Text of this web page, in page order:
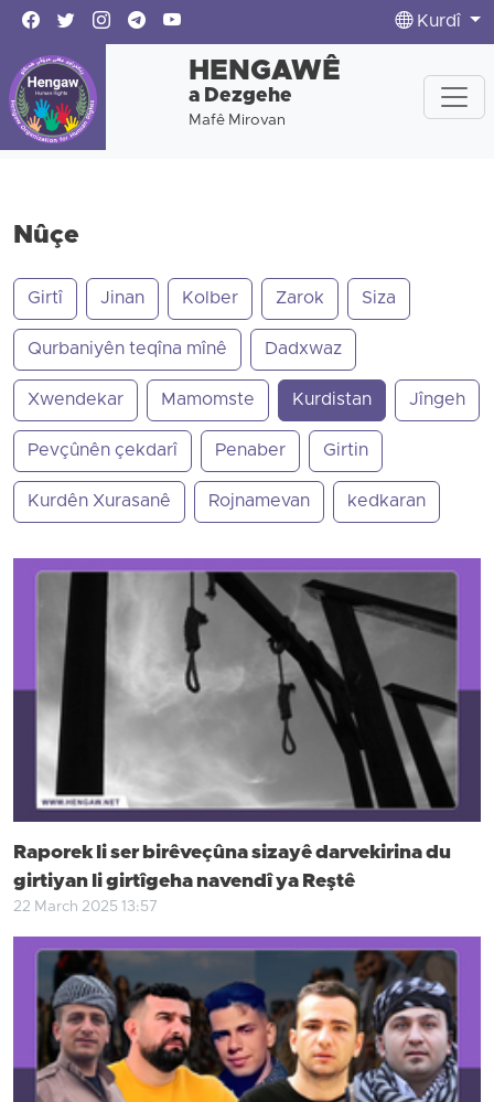
Kurdî
HENGAWÊ
a Dezgehe
Mafê Mirovan
Nûçe
Girtî Jinan Kolber Zarok Siza
Qurbaniyên teqîna mînê Dadxwaz
Xwendekar Mamomste Kurdistan Jîngeh
Pevçûnên çekdarî Penaber Girtin
Kurdên Xurasanê Rojnamevan kedkaran
Raporek li ser birêveçûna sizayê darvekirina du
girtiyan li girtîgeha navendî ya Reştê
22 March 2025 13:57